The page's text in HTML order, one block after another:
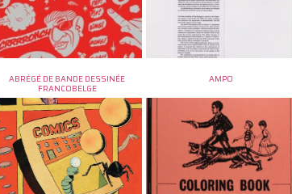
ABRÉGÉ DE BANDE DESSINÉE
FRANCOBELGE
AMPO